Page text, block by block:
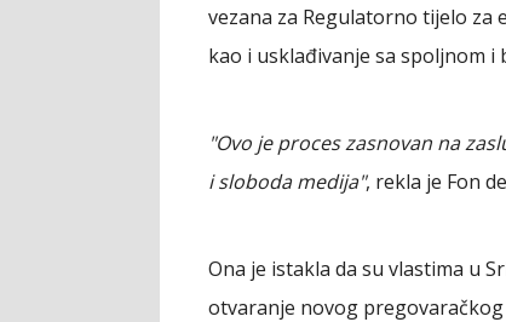
vezana za Regulatorno tijelo za
kao i usklađivanje sa spoljnom
"Ovo je proces zasnovan na
i sloboda medija", rekla je Fon
Ona je istakla da su vlastima u
otvaranje novog